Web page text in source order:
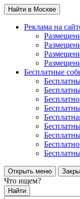
Найти в Москве
Реклама на
Бесплатные
Открыть меню
Что ищем?
Найти